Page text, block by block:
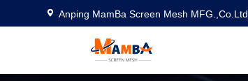
Anping MamBa Screen Mesh MFG.,Co.Ltd